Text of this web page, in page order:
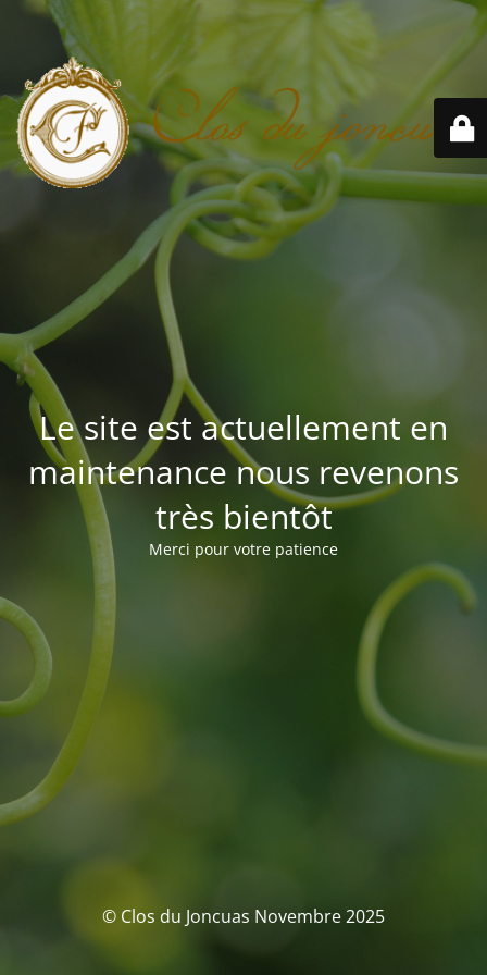
Le site est actuellement en
maintenance nous revenons
très bientôt
Merci pour votre patience
© Clos du Joncuas Novembre 2025